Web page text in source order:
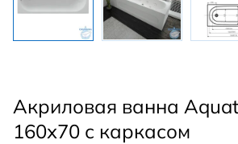
Акриловая ванна
160х70 с каркасом